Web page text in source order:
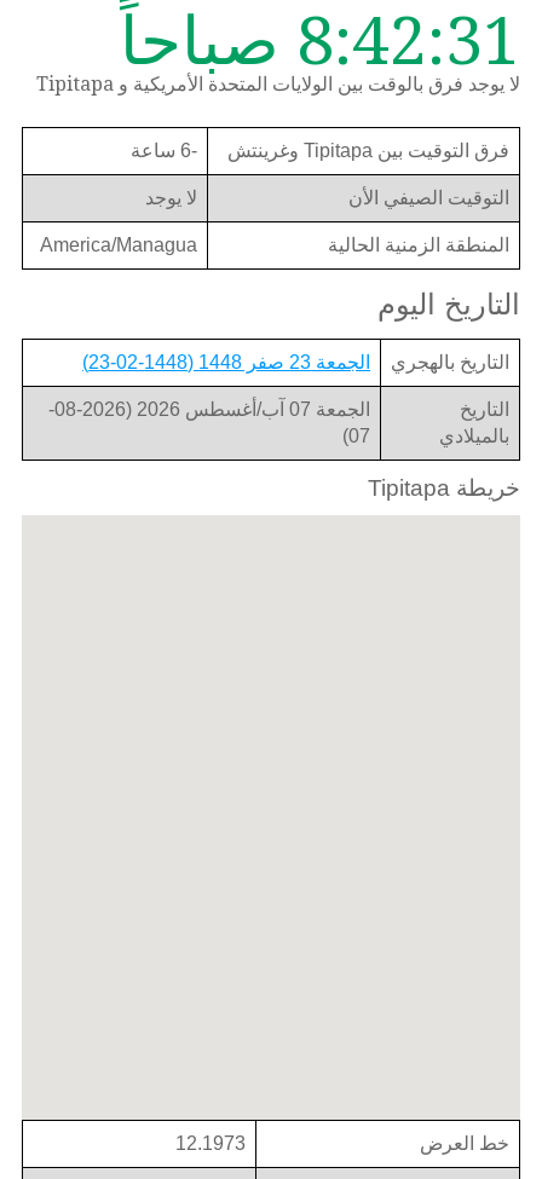
8:42:31 صباحاً
لا يوجد فرق بالوقت بين الولايات المتحدة الأمريكية و Tipitapa
فرق التوقيت بين Tipitapa وغرينتش -6 ساعة
التوقيت الصيفي الأن لا يوجد
المنطقة الزمنية الحالية America/Managua
التاريخ اليوم
التاريخ بالهجري الجمعة 23 صفر 1448 (1448-02-23)
التاريخ
بالميلادي
الجمعة 07 آب/أغسطس 2026 (2026-08-
07)
خريطة Tipitapa
خط العرض 12.1973